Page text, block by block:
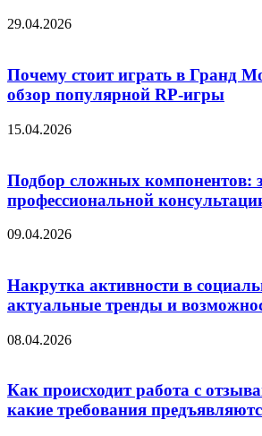
29.04.2026
Почему стоит играть в Гранд
обзор популярной RP-игры
15.04.2026
Подбор сложных компонентов:
профессиональной
09.04.2026
Накрутка активности в
актуальные тренды и
08.04.2026
Как происходит работа с
какие требования